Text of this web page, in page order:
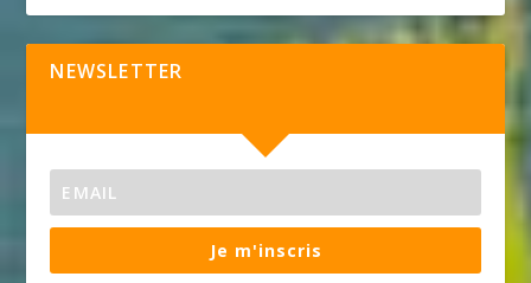
NEWSLETTER
Je m'inscris